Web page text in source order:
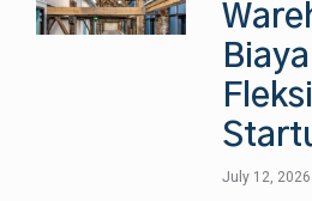
July 12,